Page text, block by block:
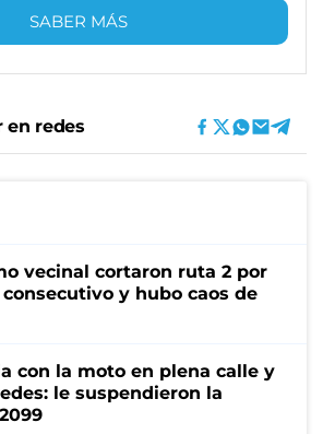
SABER MÁS
en redes
vecinal cortaron ruta 2 por
y hubo caos de
con la moto en plena calle y
le suspendieron la